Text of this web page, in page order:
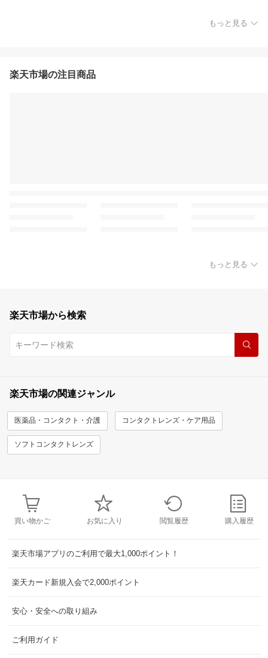
もっと見る
楽天市場の注目商品
もっと見る
楽天市場から検索
楽天市場の関連ジャンル
医薬品・コンタクト・介護 コンタクトレンズ・ケア用品
ソフトコンタクトレンズ
買い物かご お気に入り 閲覧履歴 購入履歴
楽天市場アプリのご利用で最大1,000ポイント！
楽天カード新規入会で2,000ポイント
安心・安全への取り組み
ご利用ガイド